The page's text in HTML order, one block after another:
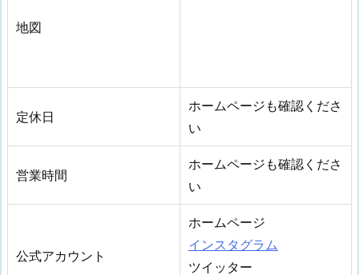
地図
定休日
ホームページも確認くださ
い
営業時間
ホームページも確認くださ
い
公式アカウント
ホームページ
インスタグラム
ツイッター